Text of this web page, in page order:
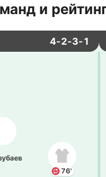
и
4-2-3-1
76'